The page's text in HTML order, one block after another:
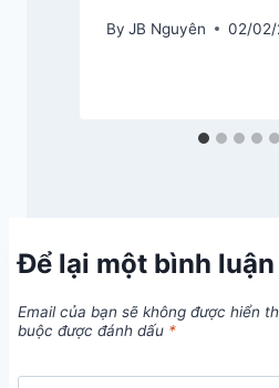
By JB Nguyên 02/02/
Để lại một bình luận
Email của bạn sẽ không được hiển
buộc được đánh dấu *